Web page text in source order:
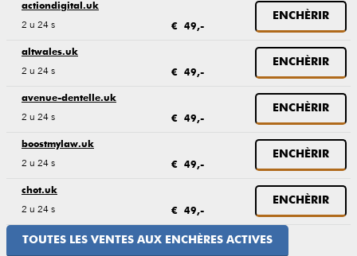
actiondigital.uk
2 u 24 s € 49,-
ENCHÈRIR
altwales.uk
2 u 24 s € 49,-
ENCHÈRIR
avenue-dentelle.uk
2 u 24 s € 49,-
ENCHÈRIR
boostmylaw.uk
2 u 24 s € 49,-
ENCHÈRIR
chot.uk
2 u 24 s € 49,-
ENCHÈRIR
TOUTES LES VENTES AUX ENCHÈRES ACTIVES